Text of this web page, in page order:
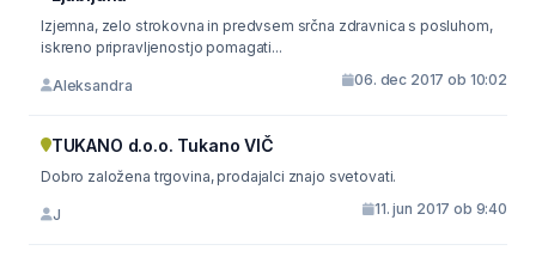
Izjemna, zelo strokovna in predvsem srčna zdravnica s posluhom,
iskreno pripravljenostjo pomagati...
Aleksandra 06. dec 2017 ob 10:02
TUKANO d.o.o. Tukano VIČ
Dobro založena trgovina, prodajalci znajo svetovati.
J 11. jun 2017 ob 9:40